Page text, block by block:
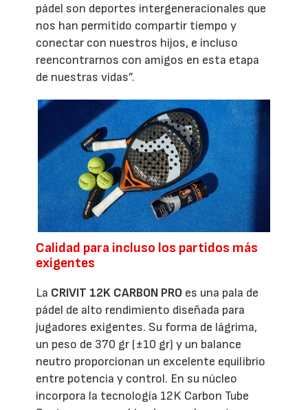
pádel son deportes intergeneracionales que
nos han permitido compartir tiempo y
conectar con nuestros hijos, e incluso
reencontrarnos con amigos en esta etapa
de nuestras vidas”.
Calidad para incluso los partidos más
exigentes
La CRIVIT 12K CARBON PRO es una pala de
pádel de alto rendimiento diseñada para
jugadores exigentes. Su forma de lágrima,
un peso de 370 gr (±10 gr) y un balance
neutro proporcionan un excelente equilibrio
entre potencia y control. En su núcleo
incorpora la tecnología 12K Carbon Tube